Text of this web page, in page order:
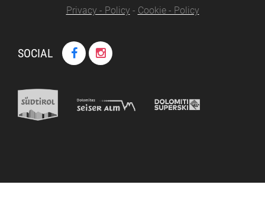
Privacy - Policy - Cookie - Policy
SOCIAL